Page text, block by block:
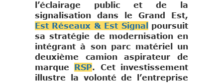
l’éclairage public et de la
signalisation dans le Grand Est,
Est Réseaux & Est Signal
poursuit
sa stratégie de modernisation en
intégrant à son parc matériel un
deuxième camion aspirateur de
marque
RSP. Cet investissement
illustre la volonté de l’entreprise